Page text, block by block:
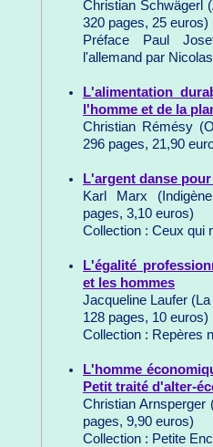
Christian Schwägerl
320 pages, 25 euros)
Préface Paul
l'allemand par
L'alimentation
l'homme et de la
Christian Rémésy
296 pages, 21,90
L'argent danse
Karl Marx
pages, 3,10 euros)
Collection : Ceux qui
L'égalité
et les hommes
Jacqueline Laufer
128 pages, 10 euros)
Collection : Repères
L'homme
Petit traité d'alter-
Christian Arnsperger
pages, 9,90 euros)
Collection : Petite